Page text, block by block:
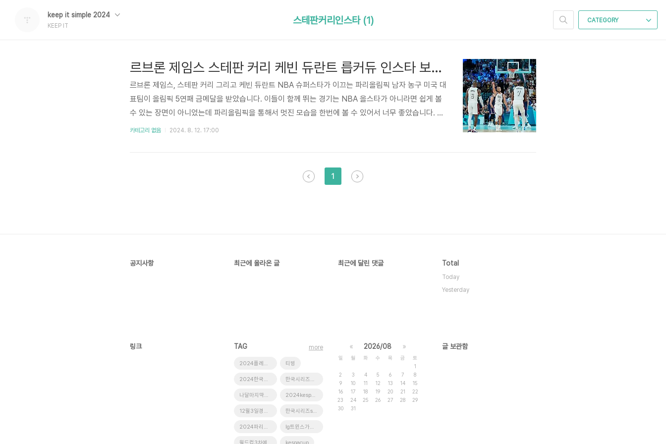
keep it simple 2024
KEEP IT
CATEGORY
스테판커리인스타 (1)
르브론 제임스 스테판 커리 케빈 듀란트 릅커듀 인스타 보기 미국 NBA 올스타
르브론 제임스, 스테판 커리 그리고 케빈 듀란트 NBA 슈퍼스타가 이끄는 파리올림픽 남자 농구 미국 대
표팀이 올림픽 5연패 금메달을 받았습니다. 이들이 함께 뛰는 경기는 NBA 올스타가 아니라면 쉽게 볼
수 있는 장면이 아니었는데 파리올림픽을 통해서 멋진 모습을 한번에 볼 수 있어서 너무 좋았습니다. 아
래 버튼 통해서 릅커듀의 인스타 보러가시면 그들의 경기 장면들과 숨겨진 인간적인 모습들 보실 수 있
www.instagram.com/stephencurry30/ 르브론 제임스 인스타 ht..
카테고리 없음 2024. 8. 12. 17:00
1
공지사항 최근에 올라온 글 최근에 달린 댓글 Total
Today
Yesterday
링크 TAG
2024플레이오프 티빙
2024한국시리즈티켓예매 한국시리즈미디어데이
나달마지막경기 2024kespacup
12월3일경기일정 한국시리즈screenx
2024파리올림픽 lg트윈스가을야구
more « 2026/08 »
일 월 화 수 목 금
토
1
2
3 4 5 6 7
8
9
10 11 12 13 14
15
16
17 18 19 20 21
22
23
24 25 26 27 28
29
30
31
글 보관함